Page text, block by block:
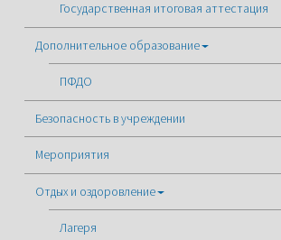
Государственная итоговая аттестация
Дополнительное образование
ПФДО
Безопасность в учреждении
Мероприятия
Отдых и оздоровление
Лагеря